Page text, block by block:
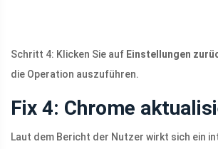
Schritt 4: Klicken Sie auf Einstellungen
die Operation auszuführen.
Fix 4: Chrome
Laut dem Bericht der Nutzer wirkt sich ein